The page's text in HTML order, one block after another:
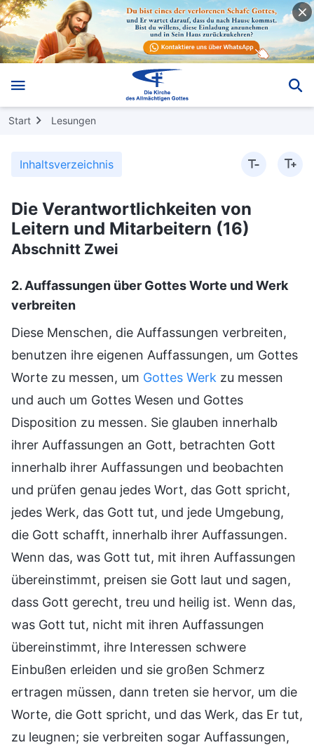
Start Lesungen
Inhaltsverzeichnis
Die Verantwortlichkeiten von
Leitern und Mitarbeitern (16)
Abschnitt Zwei
2. Auffassungen über Gottes Worte und Werk
verbreiten
Diese Menschen, die Auffassungen verbreiten,
benutzen ihre eigenen Auffassungen, um Gottes
Worte zu messen, um Gottes Werk zu messen
und auch um Gottes Wesen und Gottes
Disposition zu messen. Sie glauben innerhalb
ihrer Auffassungen an Gott, betrachten Gott
innerhalb ihrer Auffassungen und beobachten
und prüfen genau jedes Wort, das Gott spricht,
jedes Werk, das Gott tut, und jede Umgebung,
die Gott schafft, innerhalb ihrer Auffassungen.
Wenn das, was Gott tut, mit ihren Auffassungen
übereinstimmt, preisen sie Gott laut und sagen,
dass Gott gerecht, treu und heilig ist. Wenn das,
was Gott tut, nicht mit ihren Auffassungen
übereinstimmt, ihre Interessen schwere
Einbußen erleiden und sie großen Schmerz
ertragen müssen, dann treten sie hervor, um die
Worte, die Gott spricht, und das Werk, das Er tut,
zu leugnen; sie verbreiten sogar Auffassungen,